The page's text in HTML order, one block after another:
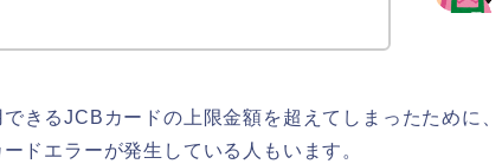
きるJCBカードの上限金額を超えてしまったために、
ドエラーが発生している人もいます。